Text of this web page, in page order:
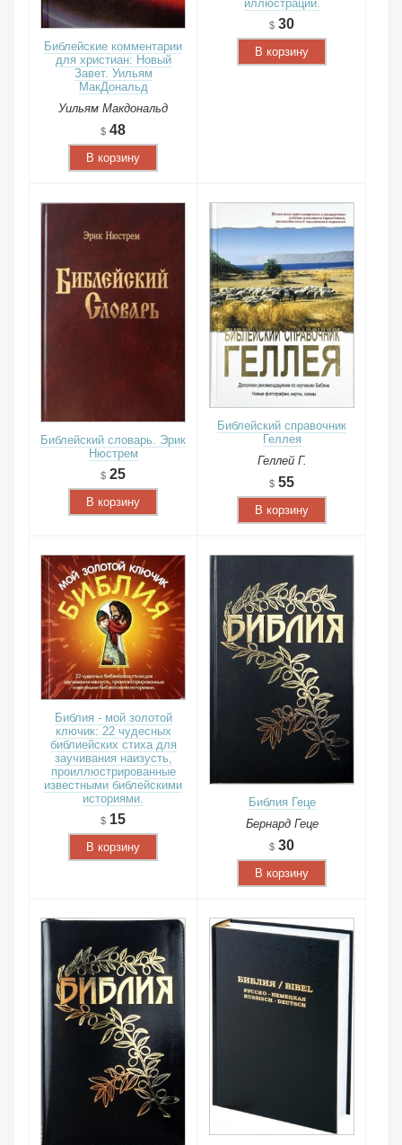
Библейские комментарии
для христиан: Новый
Завет. Уильям
МакДональд
Уильям Макдональд
48
В корзину
иллюстрации.
30
В корзину
Библейский словарь. Эрик
Нюстрем
25
В корзину
Библейский справочник
Геллея
Геллей Г.
55
В корзину
Библия - мой золотой
ключик: 22 чудесных
библиейских стиха для
заучивания наизусть,
проиллюстрированные
известными библейскими
историями.
15
В корзину
Библия Геце
Бернард Геце
30
В корзину